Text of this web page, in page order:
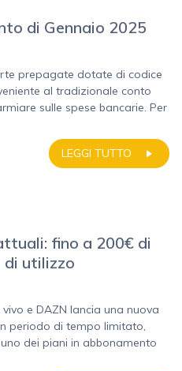
di Gennaio 2025
prepagate dotate di codice
al tradizionale conto
sulle spese bancarie. Per
LEGGI TUTTO
fino a 200€ di
di utilizzo
e DAZN lancia una nuova
periodo di tempo limitato,
dei piani in abbonamento